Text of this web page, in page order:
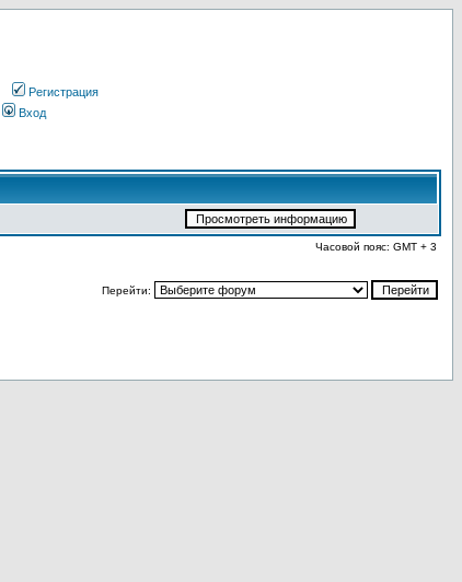
Регистрация
Вход
Часовой пояс: GMT + 3
Перейти: